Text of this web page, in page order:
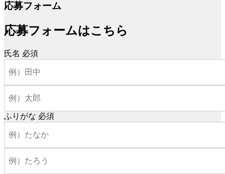
応募フォーム
応募フォームはこちら
氏名 必須
ふりがな 必須